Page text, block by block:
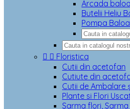
Arcada
Butelii Heliu
Pompa
  Floristica
Cutii din acetofan
Cutiute din
Cutii de Ambalare
Plante si Flori
Sarma flori,